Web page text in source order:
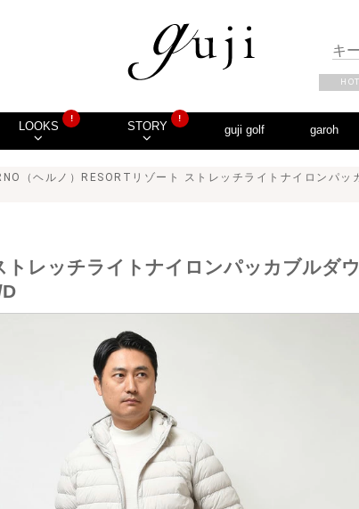
HOT
LOOKS
!
STORY
!
guji golf garoh
（ヘルノ）RESORTリゾート ストレッチライトナイロンパッ